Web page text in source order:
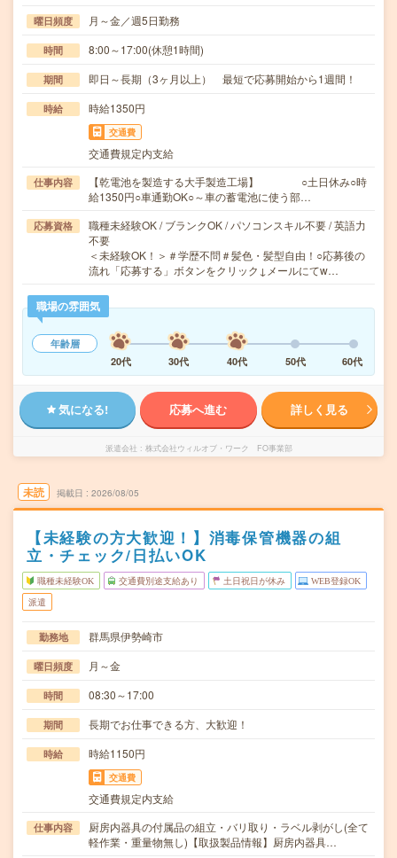
曜日頻度 月～金／週5日勤務
時間 8:00～17:00(休憩1時間)
期間 即日～長期（3ヶ月以上） 最短で応募開始から1週間！
時給 時給1350円
交通費
交通費規定内支給
仕事内容
【乾電池を製造する大手製造工場】 ○土日休み○時
給1350円○車通勤OK○～車の蓄電池に使う部…
応募資格
職種未経験OK / ブランクOK / パソコンスキル不要 / 英語力
不要
＜未経験OK！＞＃学歴不問＃髪色・髪型自由！○応募後の
流れ「応募する」ボタンをクリック↓メールにてw…
職場の雰囲気
年齢層
20代
30代 40代 50代 60代
気になる! 応募へ進む 詳しく見る
派遣会社 株式会社ウィルオブ・ワーク FO事業部
未読 掲載日 2026/08/05
【未経験の方大歓迎！】消毒保管機器の組
立・チェック/日払いOK
職種未経験OK 交通費別途支給あり 土日祝日が休み WEB登録OK
派遣
勤務地 群馬県伊勢崎市
曜日頻度 月～金
時間 08:30～17:00
期間 長期でお仕事できる方、大歓迎！
時給 時給1150円
交通費
交通費規定内支給
仕事内容
厨房内器具の付属品の組立・バリ取り・ラベル剥がし(全て
軽作業・重量物無し)【取扱製品情報】厨房内器具…